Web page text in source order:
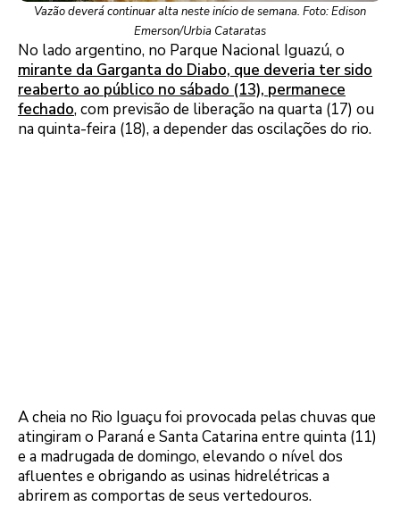
Vazão deverá continuar alta neste início de semana. Foto: Edison
Emerson/Urbia Cataratas
No lado argentino, no Parque Nacional Iguazú, o
mirante da Garganta do Diabo, que deveria ter sido
reaberto ao público no sábado (13), permanece
fechado, com previsão de liberação na quarta (17) ou
na quinta-feira (18), a depender das oscilações do rio.
A cheia no Rio Iguaçu foi provocada pelas chuvas que
atingiram o Paraná e Santa Catarina entre quinta (11)
e a madrugada de domingo, elevando o nível dos
afluentes e obrigando as usinas hidrelétricas a
abrirem as comportas de seus vertedouros.